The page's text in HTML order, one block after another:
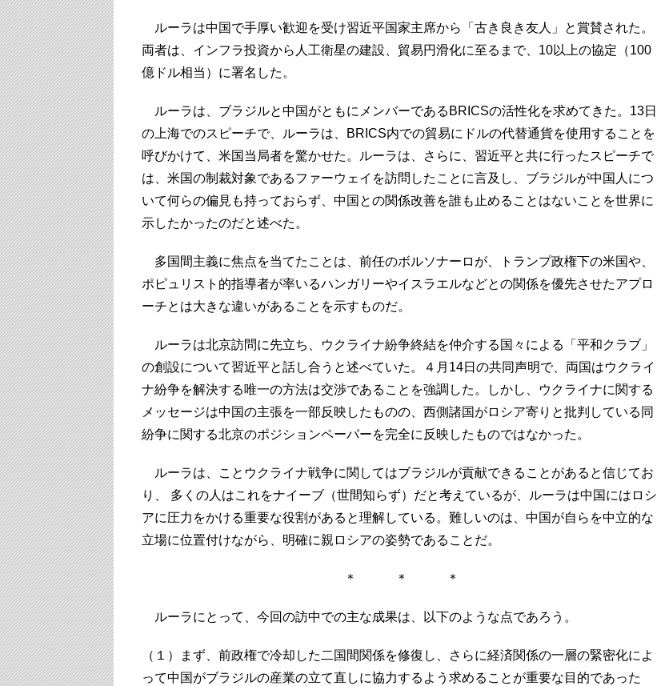
ルーラは中国で手厚い歓迎を受け習近平国家主席から「古き良き友人」と賞賛された。
両者は、インフラ投資から人工衛星の建設、貿易円滑化に至るまで、10以上の協定（100
億ドル相当）に署名した。
ルーラは、ブラジルと中国がともにメンバーであるBRICSの活性化を求めてきた。13日
の上海でのスピーチで、ルーラは、BRICS内での貿易にドルの代替通貨を使用することを
呼びかけて、米国当局者を驚かせた。ルーラは、さらに、習近平と共に行ったスピーチで
は、米国の制裁対象であるファーウェイを訪問したことに言及し、ブラジルが中国人につ
いて何らの偏見も持っておらず、中国との関係改善を誰も止めることはないことを世界に
示したかったのだと述べた。
多国間主義に焦点を当てたことは、前任のボルソナーロが、トランプ政権下の米国や、
ポピュリスト的指導者が率いるハンガリーやイスラエルなどとの関係を優先させたアプロ
ーチとは大きな違いがあることを示すものだ。
ルーラは北京訪問に先立ち、ウクライナ紛争終結を仲介する国々による「平和クラブ」
の創設について習近平と話し合うと述べていた。４月14日の共同声明で、両国はウクライ
ナ紛争を解決する唯一の方法は交渉であることを強調した。しかし、ウクライナに関する
メッセージは中国の主張を一部反映したものの、西側諸国がロシア寄りと批判している同
紛争に関する北京のポジションペーパーを完全に反映したものではなかった。
ルーラは、ことウクライナ戦争に関してはブラジルが貢献できることがあると信じてお
り、 多くの人はこれをナイーブ（世間知らず）だと考えているが、ルーラは中国にはロシ
アに圧力をかける重要な役割があると理解している。難しいのは、中国が自らを中立的な
立場に位置付けながら、明確に親ロシアの姿勢であることだ。
＊ ＊ ＊
ルーラにとって、今回の訪中での主な成果は、以下のような点であろう。
（１）まず、前政権で冷却した二国間関係を修復し、さらに経済関係の一層の緊密化によ
って中国がブラジルの産業の立て直しに協力するよう求めることが重要な目的であった